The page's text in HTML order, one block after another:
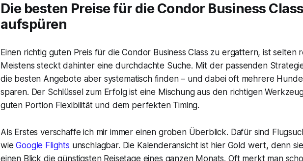
Die besten Preise für die Condor Business Class
aufspüren
Einen richtig guten Preis für die Condor Business Class zu ergattern, ist selten
Meistens steckt dahinter eine durchdachte Suche. Mit der passenden
die besten Angebote aber systematisch finden – und dabei oft mehrere
sparen. Der Schlüssel zum Erfolg ist eine Mischung aus den richtigen
guten Portion Flexibilität und dem perfekten Timing.
Als Erstes verschaffe ich mir immer einen groben Überblick. Dafür sind
wieGoogle Flights unschlagbar. Die Kalenderansicht ist hier Gold wert, denn
einen Blick die günstigsten Reisetage eines ganzen Monats. Oft merkt man